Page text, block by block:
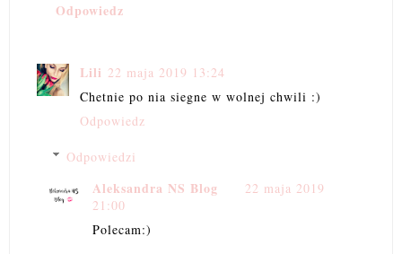
Odpowiedz
Lili 22 maja 2019 13:24
Chetnie po nia siegne w wolnej chwili :)
Odpowiedz
Odpowiedzi
Aleksandra NS Blog
22 maja 2019
21:00
Polecam:)